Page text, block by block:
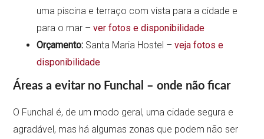
uma piscina e terraço com vista para a cidade e
para o mar –ver fotos e disponibilidade
Orçamento: Santa Maria Hostel –veja fotos e
disponibilidade
Áreas a evitar no Funchal – onde não ficar
O Funchal é, de um modo geral, uma cidade segura e
agradável, mas há algumas zonas que podem não ser